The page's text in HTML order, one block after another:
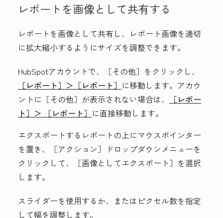
レポートを画像として共有する
レポートを画像として共有し、レポート画像を適切
に拡大縮小するようにサイズを調整できます。
HubSpotアカウントで、
［その他］をクリックし、
［レポート］＞ ［レポート］ に移動します。アカウ
ントに ［その他］が表示されない場合は、
［レポー
ト］＞
［レポート］ に直接移動します。
エクスポートするレポートの上にマウスポインター
を置き、［アクション］
ドロップダウンメニューを
クリックして、［画像としてエクスポート］ を選択
します。
スライダーを使用するか、またはピクセル数を指定
して幅を調整します。